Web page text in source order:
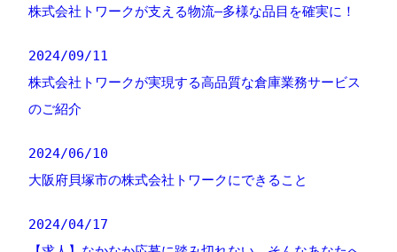
株式会社トワークが支える物流—多様な品目を確実に！
2024/09/11
株式会社トワークが実現する高品質な倉庫業務サービス
のご紹介
2024/06/10
大阪府貝塚市の株式会社トワークにできること
2024/04/17